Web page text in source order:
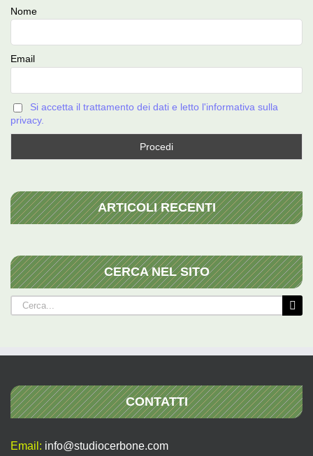
Nome
Email
Si accetta il trattamento dei dati e letto l'informativa sulla
privacy.
ARTICOLI RECENTI
CERCA NEL SITO
Cerca
per:
CONTATTI
Email: info@studiocerbone.com